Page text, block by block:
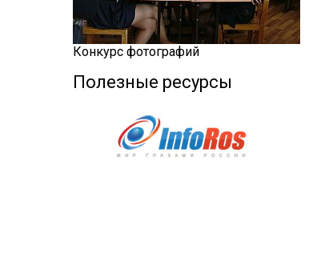
Конкурс фотографий
Полезные ресурсы